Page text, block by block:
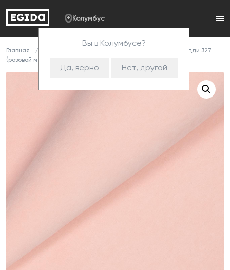
Колумбус
Вы в Колумбусе?
Да, верно Нет, другой
Главная
Тедди 327
(розовой мечты)